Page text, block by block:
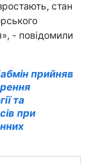
стан
- повідомили
прийняв
та
при